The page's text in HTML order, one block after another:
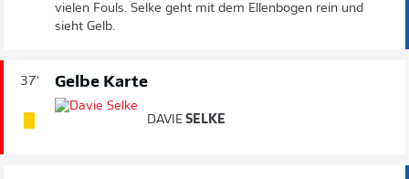
vielen Fouls. Selke geht mit dem Ellenbogen rein und
sieht Gelb.
37' Gelbe Karte
DAVIE SELKE